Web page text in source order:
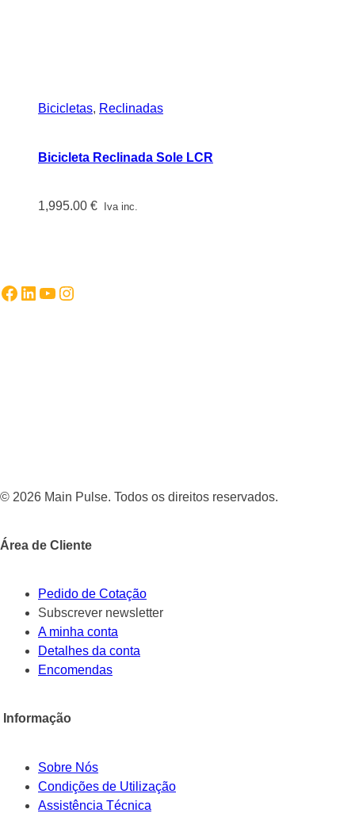
Bicicletas, Reclinadas
Bicicleta Reclinada Sole LCR
1,995.00 € Iva inc.
Facebook
LinkedIn
YouTube
Instagram
© 2026 Main Pulse. Todos os direitos reservados.
Área de Cliente
Pedido de Cotação
Subscrever newsletter
A minha conta
Detalhes da conta
Encomendas
Informação
Sobre Nós
Condições de Utilização
Assistência Técnica